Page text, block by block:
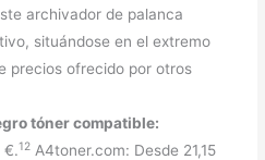
archivador de palanca
situándose en el extremo
precios ofrecido por otros
tóner compatible:
€.12 A4toner.com: Desde 21,15